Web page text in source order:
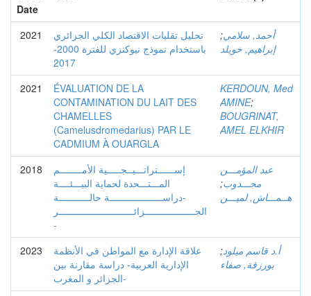
Date
2021
تحليل تقلبات الاقتصاد الكلي الجزائري
باستخدام نموذج نيوكنزي للفترة 2000-
2017
أحمد, سلامي;
إبراهيم, خويلد
2021
ÉVALUATION DE LA
CONTAMINATION DU LAIT DES
CHAMELLES
(Camelusdromedarius) PAR LE
CADMIUM À OUARGLA
KERDOUN, Med
AMINE;
BOUGRINAT,
AMEL ELKHIR
2018
إســــــتراتـــيــجـــــية الأمــــــــم
المـــتـــحدة لحماية البيـــئــــة
-دراســـــــــــــــــــة حالـــــــــــة
الجــــــــــــــــــزائـــــــــــــــــــــــــــر
-
عبد المؤمـــن
مجـــدوب;
هــمـــاش, لميـــن
2023
علاقة الإدارة مع المواطن في الأنظمة
الإدارية العربية- دراسة مقارنة بين
الجزائر و المغرب-
أ.د قاسم ميلود;
بورزقة, صفاء